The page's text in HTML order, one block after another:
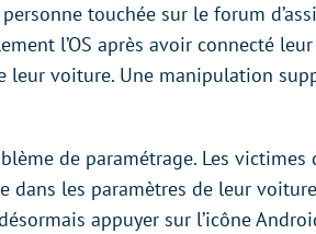
touchée sur le forum
l’OS après avoir connecté
leur voiture. Une manipulation
de paramétrage. Les
dans les paramètres de leur
appuyer sur l’icône